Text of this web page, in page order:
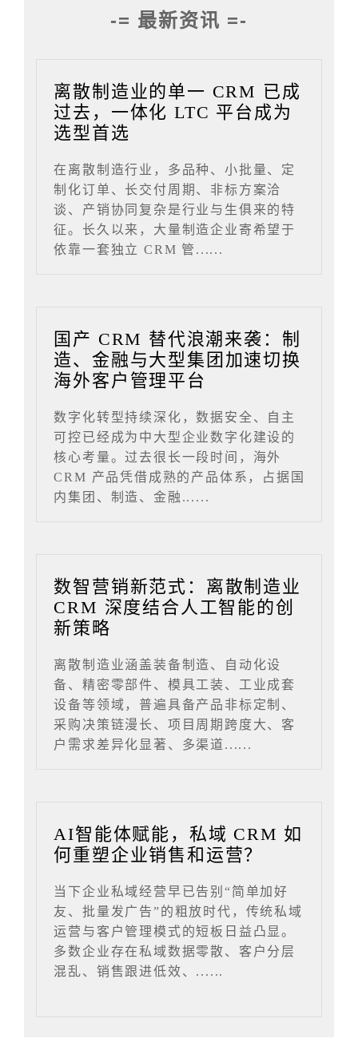
-= 最新资讯 =-
离散制造业的单一 CRM 已成
过去，一体化 LTC 平台成为
选型首选
在离散制造行业，多品种、小批量、定
制化订单、长交付周期、非标方案洽
谈、产销协同复杂是行业与生俱来的特
征。长久以来，大量制造企业寄希望于
依靠一套独立 CRM 管......
国产 CRM 替代浪潮来袭：制
造、金融与大型集团加速切换
海外客户管理平台
数字化转型持续深化，数据安全、自主
可控已经成为中大型企业数字化建设的
核心考量。过去很长一段时间，海外
CRM 产品凭借成熟的产品体系，占据国
内集团、制造、金融......
数智营销新范式：离散制造业
CRM 深度结合人工智能的创
新策略
离散制造业涵盖装备制造、自动化设
备、精密零部件、模具工装、工业成套
设备等领域，普遍具备产品非标定制、
采购决策链漫长、项目周期跨度大、客
户需求差异化显著、多渠道......
AI智能体赋能，私域 CRM 如
何重塑企业销售和运营？
当下企业私域经营早已告别“简单加好
友、批量发广告”的粗放时代，传统私域
运营与客户管理模式的短板日益凸显。
多数企业存在私域数据零散、客户分层
混乱、销售跟进低效、......